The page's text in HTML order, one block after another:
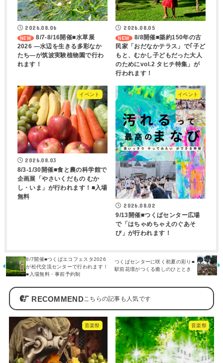
2026.08.06
8/7-8/16開催■水草展
2026 ―水辺を生きる多彩なか
たち―が筑波実験植物園で行わ
れます！
2026.08.05
8/8開催■築約150年の古
民家「おだなかテラス」で｢子ど
もと、むかし子どもだった大人
のためにvol.2 タヒチ特集」が
行われます！
イベント
2026.08.03
8/3-1/30開催■食と農の科学館で
企画展「やさいくだもの むか
し・いま」が行われます！■入場
無料
イベント
2026.08.02
9/13開催■つくばセンター広場
で「はちゃめちゃえのぐあそ
び」が行われます！
8/7開催■つくばエコフェスタ2026
が松代交流センターで行われます！
■入場無料・事前予約制
つくばセンターに咲く初夏の彩り■
駅前花壇がつくる癒しのひととき
RECOMMEND
音楽祭 音楽祭